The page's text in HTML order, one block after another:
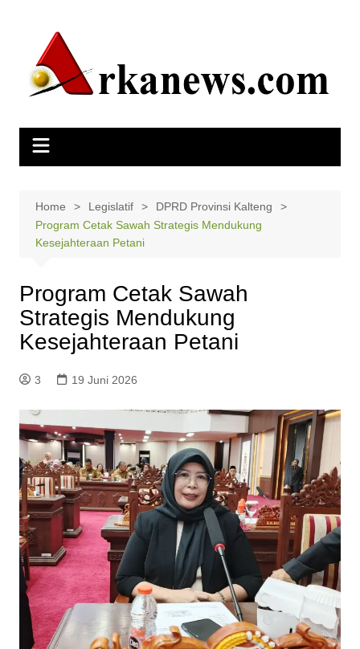
Home Legislatif
DPRD Provinsi Kalteng
Program Cetak Sawah Strategis Mendukung
Kesejahteraan Petani
Program Cetak Sawah
Strategis Mendukung
Kesejahteraan Petani
3 19 Juni 2026